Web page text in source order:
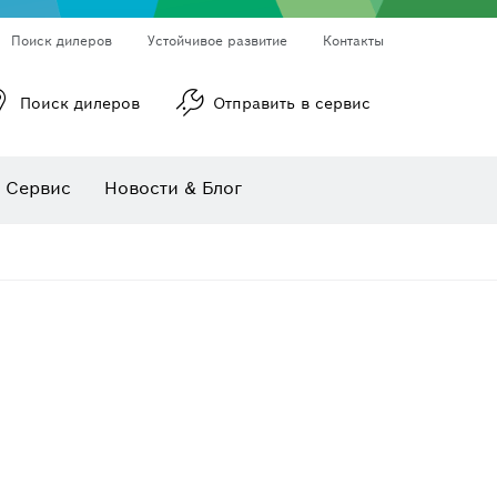
Поиск дилеров Устойчивое развитие Контакты
Поиск дилеров Отправить в сервис
Сервис Новости & Блог